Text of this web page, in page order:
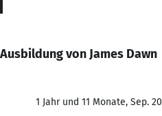
Ausbildung von James Dawn
1 Jahr und 11 Monate, Sep.